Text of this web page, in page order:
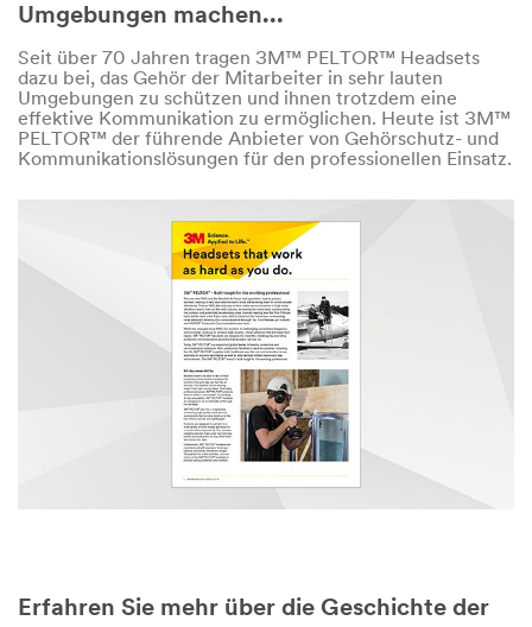
Umgebungen machen...
Seit über 70 Jahren tragen 3M™ PELTOR™ Headsets
dazu bei, das Gehör der Mitarbeiter in sehr lauten
Umgebungen zu schützen und ihnen trotzdem eine
effektive Kommunikation zu ermöglichen. Heute ist 3M™
PELTOR™ der führende Anbieter von Gehörschutz- und
Kommunikationslösungen für den professionellen Einsatz.
Erfahren Sie mehr über die Geschichte der